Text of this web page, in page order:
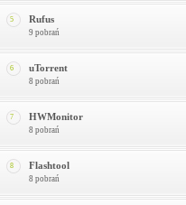
5 Rufus
9 pobrań
6 uTorrent
8 pobrań
7 HWMonitor
8 pobrań
8 Flashtool
8 pobrań